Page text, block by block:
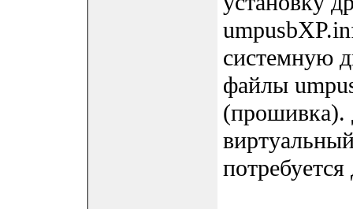
системную
файлы
(прошивка).